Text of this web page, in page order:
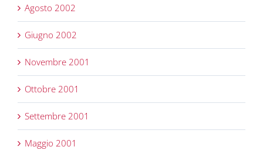
Agosto 2002
Giugno 2002
Novembre 2001
Ottobre 2001
Settembre 2001
Maggio 2001